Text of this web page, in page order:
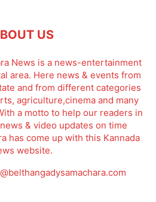
US
News is a news-entertainment
area. Here news & events from
and from different categories
agriculture,cinema and many
a motto to help our readers in
& video updates on time
has come up with this Kannada
website.